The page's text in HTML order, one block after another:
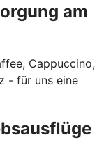
am
Cappuccino,
- für uns eine